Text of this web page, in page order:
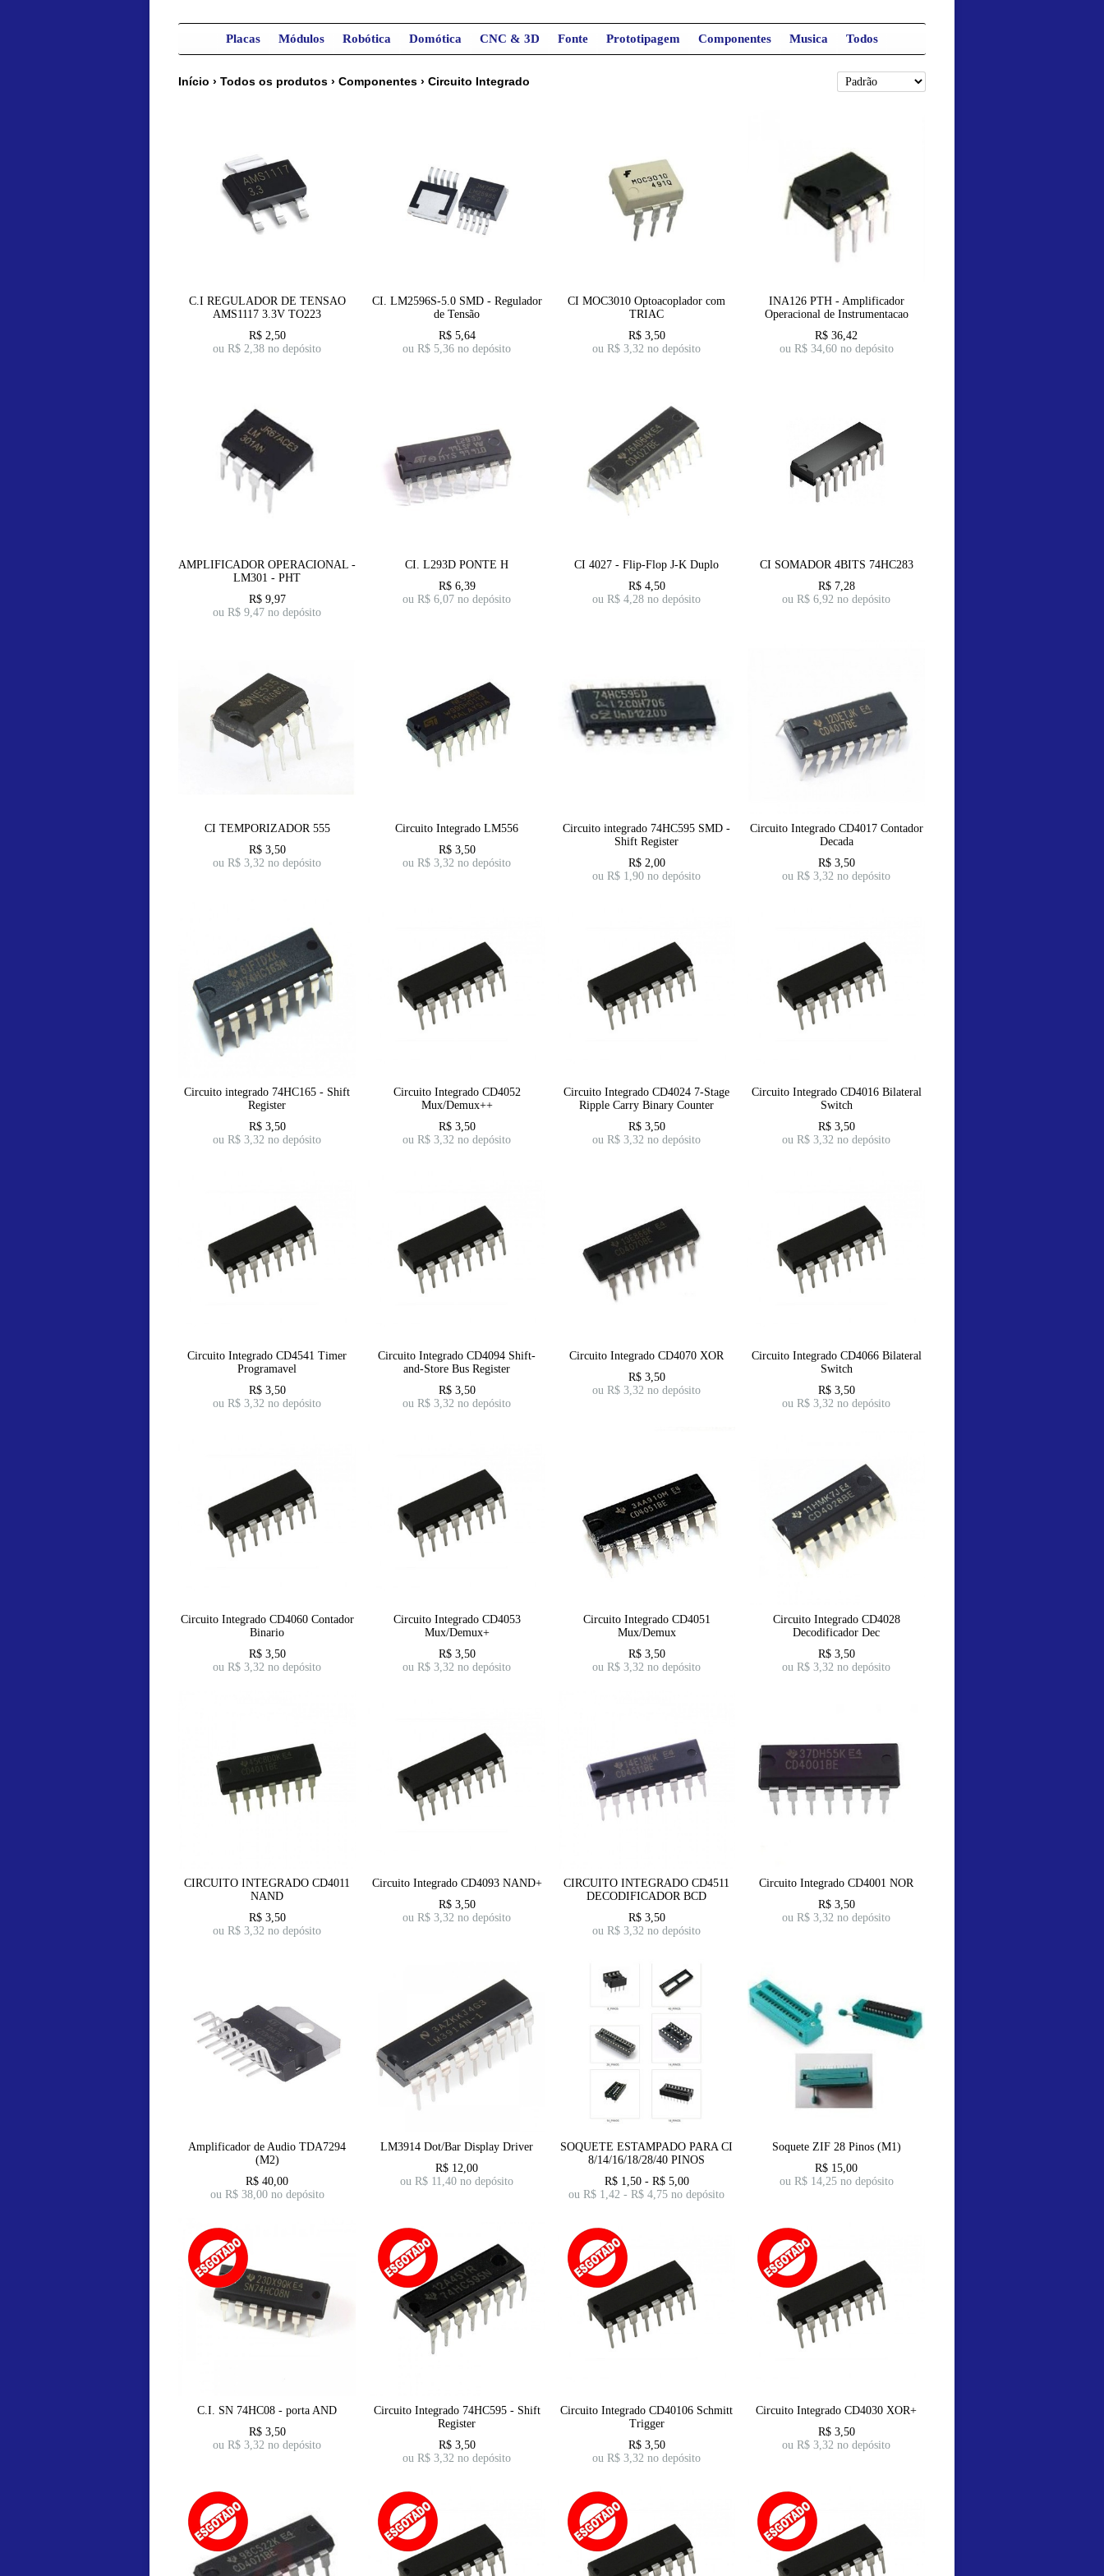
Placas Módulos Robótica Domótica CNC & 3D Fonte Prototipagem Componentes Musica Todos
Início › Todos os produtos › Componentes › Circuito Integrado
C.I REGULADOR DE TENSAO
AMS1117 3.3V TO223
R$ 2,50
ou R$ 2,38 no depósito
CI. LM2596S-5.0 SMD - Regulador
de Tensão
R$ 5,64
ou R$ 5,36 no depósito
CI MOC3010 Optoacoplador com
TRIAC
R$ 3,50
ou R$ 3,32 no depósito
INA126 PTH - Amplificador
Operacional de Instrumentacao
R$ 36,42
ou R$ 34,60 no depósito
AMPLIFICADOR OPERACIONAL -
LM301 - PHT
R$ 9,97
ou R$ 9,47 no depósito
CI. L293D PONTE H
R$ 6,39
ou R$ 6,07 no depósito
CI 4027 - Flip-Flop J-K Duplo
R$ 4,50
ou R$ 4,28 no depósito
CI SOMADOR 4BITS 74HC283
R$ 7,28
ou R$ 6,92 no depósito
CI TEMPORIZADOR 555
R$ 3,50
ou R$ 3,32 no depósito
Circuito Integrado LM556
R$ 3,50
ou R$ 3,32 no depósito
Circuito integrado 74HC595 SMD -
Shift Register
R$ 2,00
ou R$ 1,90 no depósito
Circuito Integrado CD4017 Contador
Decada
R$ 3,50
ou R$ 3,32 no depósito
Circuito integrado 74HC165 - Shift
Register
R$ 3,50
ou R$ 3,32 no depósito
Circuito Integrado CD4052
Mux/Demux++
R$ 3,50
ou R$ 3,32 no depósito
Circuito Integrado CD4024 7-Stage
Ripple Carry Binary Counter
R$ 3,50
ou R$ 3,32 no depósito
Circuito Integrado CD4016 Bilateral
Switch
R$ 3,50
ou R$ 3,32 no depósito
Circuito Integrado CD4541 Timer
Programavel
R$ 3,50
ou R$ 3,32 no depósito
Circuito Integrado CD4094 Shift-
and-Store Bus Register
R$ 3,50
ou R$ 3,32 no depósito
Circuito Integrado CD4070 XOR
R$ 3,50
ou R$ 3,32 no depósito
Circuito Integrado CD4066 Bilateral
Switch
R$ 3,50
ou R$ 3,32 no depósito
Circuito Integrado CD4060 Contador
Binario
R$ 3,50
ou R$ 3,32 no depósito
Circuito Integrado CD4053
Mux/Demux+
R$ 3,50
ou R$ 3,32 no depósito
Circuito Integrado CD4051
Mux/Demux
R$ 3,50
ou R$ 3,32 no depósito
Circuito Integrado CD4028
Decodificador Dec
R$ 3,50
ou R$ 3,32 no depósito
CIRCUITO INTEGRADO CD4011
NAND
R$ 3,50
ou R$ 3,32 no depósito
Circuito Integrado CD4093 NAND+
R$ 3,50
ou R$ 3,32 no depósito
CIRCUITO INTEGRADO CD4511
DECODIFICADOR BCD
R$ 3,50
ou R$ 3,32 no depósito
Circuito Integrado CD4001 NOR
R$ 3,50
ou R$ 3,32 no depósito
Amplificador de Audio TDA7294
(M2)
R$ 40,00
ou R$ 38,00 no depósito
LM3914 Dot/Bar Display Driver
R$ 12,00
ou R$ 11,40 no depósito
SOQUETE ESTAMPADO PARA CI
8/14/16/18/28/40 PINOS
R$ 1,50 - R$ 5,00
ou R$ 1,42 - R$ 4,75 no depósito
Soquete ZIF 28 Pinos (M1)
R$ 15,00
ou R$ 14,25 no depósito
C.I. SN 74HC08 - porta AND
R$ 3,50
ou R$ 3,32 no depósito
Circuito Integrado 74HC595 - Shift
Register
R$ 3,50
ou R$ 3,32 no depósito
Circuito Integrado CD40106 Schmitt
Trigger
R$ 3,50
ou R$ 3,32 no depósito
Circuito Integrado CD4030 XOR+
R$ 3,50
ou R$ 3,32 no depósito